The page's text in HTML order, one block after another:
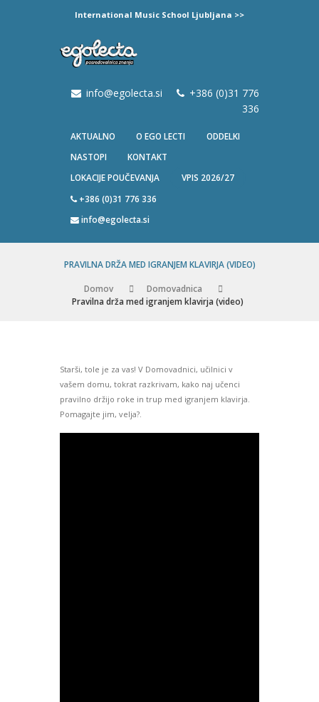
International Music School Ljubljana >>
info@egolecta.si
+386 (0)31 776
336
AKTUALNO O EGO LECTI
ODDELKI
NASTOPI
KONTAKT
LOKACIJE POUČEVANJA
VPIS 2026/27
+386 (0)31 776 336
info@egolecta.si
PRAVILNA DRŽA MED IGRANJEM KLAVIRJA (VIDEO)
Domov
Domovadnica
Pravilna drža med igranjem klavirja (video)
Starši, tole je za vas! V Domovadnici, učilnici v
vašem domu, tokrat razkrivam, kako naj učenci
pravilno držijo roke in trup med igranjem klavirja.
Pomagajte jim, velja?.